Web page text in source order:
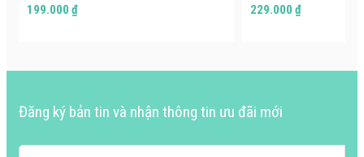
199.000 ₫ 229.000 ₫
Đăng ký bản tin và nhận thông tin ưu đãi mới